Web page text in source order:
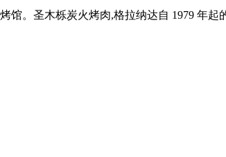
馆。圣木栎炭火烤肉,格拉纳达自 1979 年起